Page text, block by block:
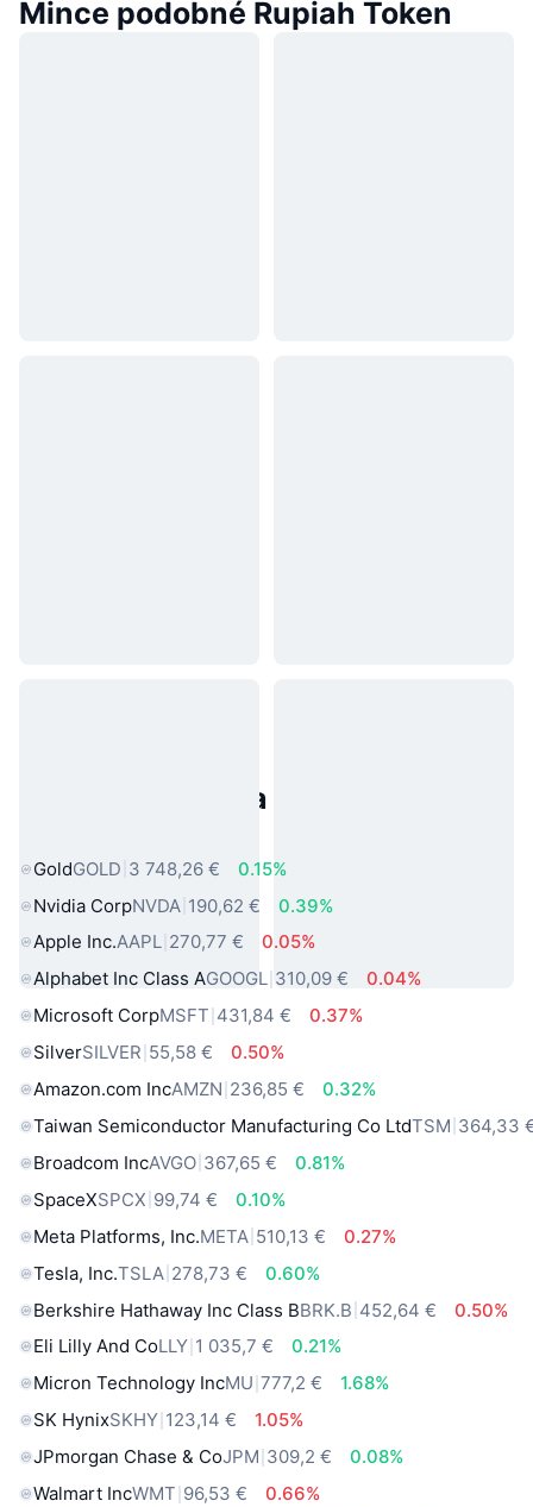
Mince podobné Rupiah Token
Populárne aktíva z reálneho
GoldGOLD 3 748,26 €
0.15%
Nvidia CorpNVDA 190,62 €
0.39%
Apple Inc.AAPL 270,77 €
0.05%
Alphabet Inc Class AGOOGL 310,09 €
0.04%
Microsoft CorpMSFT 431,84 €
0.37%
SilverSILVER 55,58 €
0.50%
Amazon.com IncAMZN 236,85 €
0.32%
Taiwan Semiconductor Manufacturing Co LtdTSM 364,33
Broadcom IncAVGO 367,65 €
0.81%
SpaceXSPCX 99,74 €
0.10%
Meta Platforms, Inc.META 510,13 €
0.27%
Tesla, Inc.TSLA 278,73 €
0.60%
Berkshire Hathaway Inc Class BBRK.B 452,64 €
0.50%
Eli Lilly And CoLLY 1 035,7 €
0.21%
Micron Technology IncMU 777,2 €
1.68%
SK HynixSKHY 123,14 €
1.05%
JPmorgan Chase & CoJPM 309,2 €
0.08%
Walmart IncWMT 96,53 € 0.66%